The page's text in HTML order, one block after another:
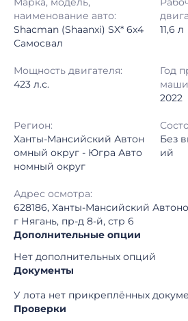
Шаг торгов: 50 000 ₽
Кол-во ставок:
Регион:
наименование авто:
Shacman (Shaanxi) SX* 6x4
Самосвал
11,6 л
Мощность двигателя:
423 л.с.
Год
2022
Регион:
Ханты-Мансийский Автон
омный округ - Югра Авто
номный округ
Без
ий
Адрес осмотра:
628186, Ханты-Мансийский
г Нягань, пр-д 8-й, стр 6
Дополнительные опции
Нет дополнительных опций
Документы
У лота нет прикреплённых
Проверки